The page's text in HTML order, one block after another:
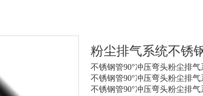
粉尘排气系统不锈
不锈钢管90°冲压弯头粉尘排
不锈钢管90°冲压弯头粉尘排气
不锈钢管90°冲压弯头粉尘排